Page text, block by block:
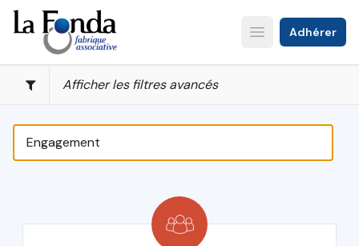
Aller
au
contenu
principal
Open main menu
Adhérer
Afficher les filtres avancés